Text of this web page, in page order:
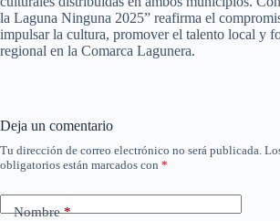
la Laguna Ninguna 2025” reafirma el
impulsar la cultura, promover el talento local y
regional en la Comarca Lagunera.
Deja un comentario
Tu dirección de correo electrónico no será publicada.
obligatorios están marcados con *
Nombre*